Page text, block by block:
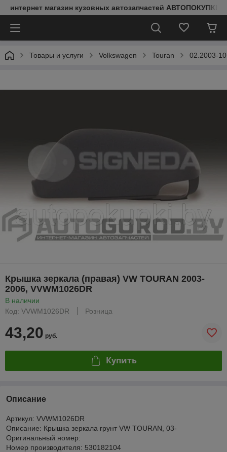
интернет магазин кузовных автозапчастей АВТОПОКУПКИ
Товары и услуги Volkswagen Touran 02.2003-
Крышка зеркала (правая) VW TOURAN 2003-
2006, VVWM1026DR
В наличии
Код: VVWM1026DR
Розница
43,20 руб.
Купить
Описание
Артикул: VVWM1026DR
Описание: Крышка зеркала грунт VW TOURAN, 03-
Оригинальный номер:
Номер производителя: 530182104